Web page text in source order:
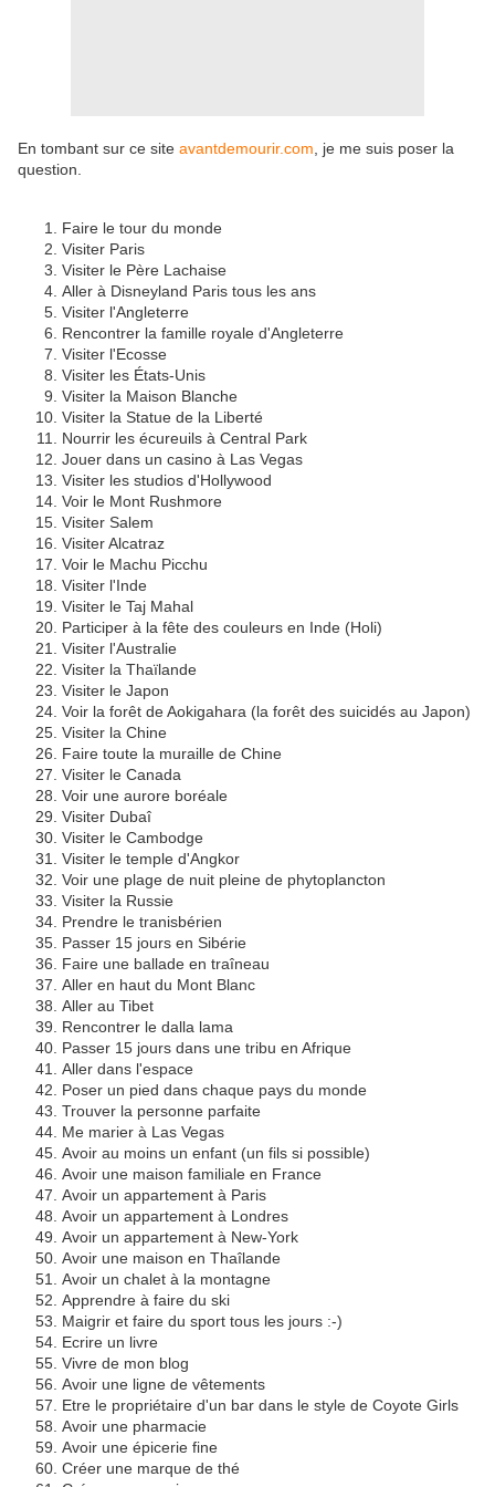
En tombant sur ce site avantdemourir.com , je me suis poser la
question.
Faire le tour du monde
Visiter Paris
Visiter le Père Lachaise
Aller à Disneyland Paris tous les ans
Visiter l'Angleterre
Rencontrer la famille royale d'Angleterre
Visiter l'Ecosse
Visiter les États-Unis
Visiter la Maison Blanche
Visiter la Statue de la Liberté
Nourrir les écureuils à Central Park
Jouer dans un casino à Las Vegas
Visiter les studios d'Hollywood
Voir le Mont Rushmore
Visiter Salem
Visiter Alcatraz
Voir le Machu Picchu
Visiter l'Inde
Visiter le Taj Mahal
Participer à la fête des couleurs en Inde (Holi)
Visiter l'Australie
Visiter la Thaïlande
Visiter le Japon
Voir la forêt de Aokigahara (la forêt des suicidés au Japon)
Visiter la Chine
Faire toute la muraille de Chine
Visiter le Canada
Voir une aurore boréale
Visiter Dubaî
Visiter le Cambodge
Visiter le temple d'Angkor
Voir une plage de nuit pleine de phytoplancton
Visiter la Russie
Prendre le tranisbérien
Passer 15 jours en Sibérie
Faire une ballade en traîneau
Aller en haut du Mont Blanc
Aller au Tibet
Rencontrer le dalla lama
Passer 15 jours dans une tribu en Afrique
Aller dans l'espace
Poser un pied dans chaque pays du monde
Trouver la personne parfaite
Me marier à Las Vegas
Avoir au moins un enfant (un fils si possible)
Avoir une maison familiale en France
Avoir un appartement à Paris
Avoir un appartement à Londres
Avoir un appartement à New-York
Avoir une maison en Thaîlande
Avoir un chalet à la montagne
Apprendre à faire du ski
Maigrir et faire du sport tous les jours :-)
Ecrire un livre
Vivre de mon blog
Avoir une ligne de vêtements
Etre le propriétaire d'un bar dans le style de Coyote Girls
Avoir une pharmacie
Avoir une épicerie fine
Créer une marque de thé